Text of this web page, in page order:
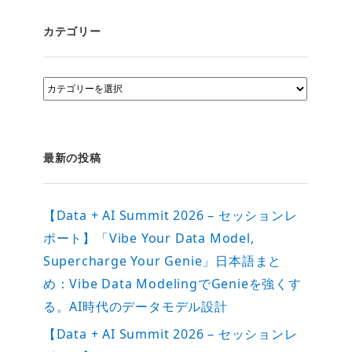
カテゴリー
カ
テ
ー
最新の投稿
【Data + AI Summit 2026 – セッションレ
ポート】「Vibe Your Data Model,
Supercharge Your Genie」日本語まと
め：Vibe Data ModelingでGenieを強くす
る。AI時代のデータモデル設計
【Data + AI Summit 2026 – セッションレ